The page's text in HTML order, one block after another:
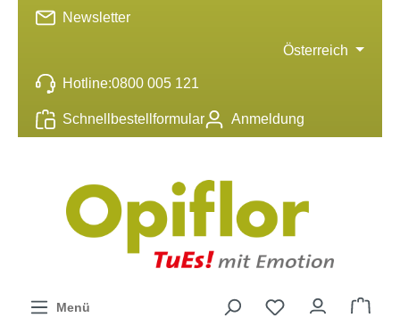
springen
Hotline:0800 005 121
Schnellbestellformular Anmeldung
Newsletter
Österreich
Menü